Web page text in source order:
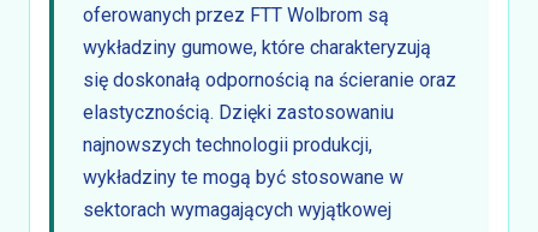
oferowanych przez FTT Wolbrom są
wykładziny gumowe, które charakteryzują
się doskonałą odpornością na ścieranie oraz
elastycznością. Dzięki zastosowaniu
najnowszych technologii produkcji,
wykładziny te mogą być stosowane w
sektorach wymagających wyjątkowej